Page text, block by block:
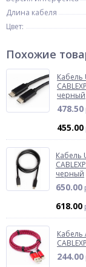
Длина кабеля
Цвет:
Похожие
Кабель
черный
478.50
455.00
Кабель
черный
650.00
618.00
Кабель
244.00